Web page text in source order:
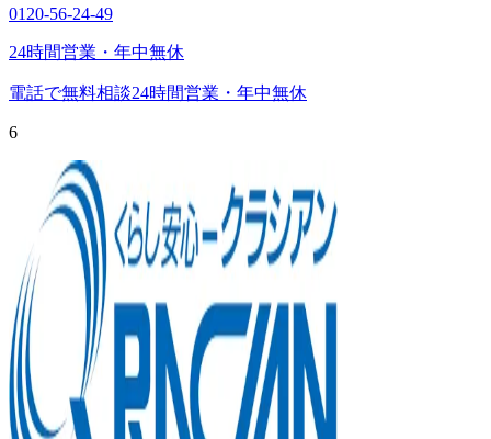
0120-56-24-49
24時間営業・年中無休
電話で無料相談24時間営業・年中無休
6